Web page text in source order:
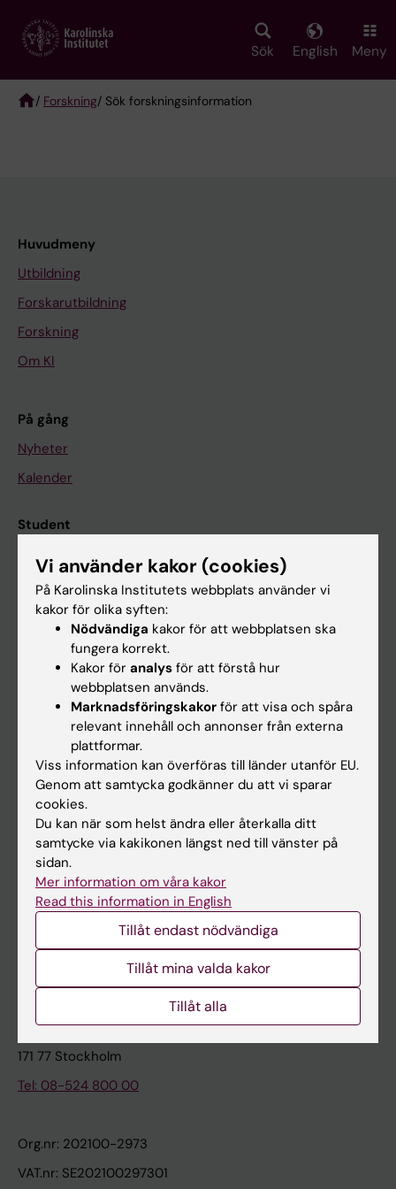
main
Sök English Meny
/ Forskning/ Sök forskningsinformation
Huvudmeny
Utbildning
Forskarutbildning
Forskning
Om KI
På gång
Nyheter
Kalender
Student
Ladok
Canvas
Schema
Studentmejlen
Kurs- och programwebbar
Student på KI
Medarbetare
Medarbetarportalen
Kontakta och besök KI
Universitetsbiblioteket
Stöd forskning och utbildning
Karolinska Institutet Innovation
Kontakta presstjänsten
Karolinska Institutet
171 77 Stockholm
Tel: 08-524 800 00
Org.nr: 202100-2973
VAT.nr: SE202100297301
Vi använder kakor (cookies)
På Karolinska Institutets webbplats använder vi
kakor för olika syften:
Nödvändiga kakor för att webbplatsen ska
fungera korrekt.
Kakor för analys för att förstå hur
webbplatsen används.
Marknadsföringskakor för att visa och spåra
relevant innehåll och annonser från externa
plattformar.
Viss information kan överföras till länder utanför EU.
Genom att samtycka godkänner du att vi sparar
cookies.
Du kan när som helst ändra eller återkalla ditt
samtycke via kakikonen längst ned till vänster på
sidan.
Mer information om våra kakor
Read this information in English
Tillåt endast nödvändiga
Tillåt mina valda kakor
Tillåt alla